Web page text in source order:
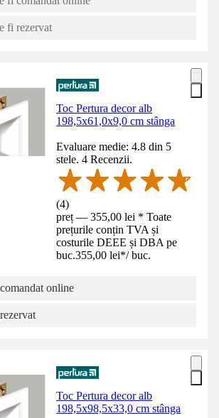
fi rezervat
Toc Pertura decor alb
198,5x61,0x9,0 cm stânga
Evaluare medie: 4.8 din 5
stele. 4 Recenzii.
(4)
preț — 355,00 lei * Toate
prețurile conțin TVA și
costurile DEEE și DBA pe
buc.355,00 lei*/ buc.
online
Toc Pertura decor alb
198,5x98,5x33,0 cm stânga